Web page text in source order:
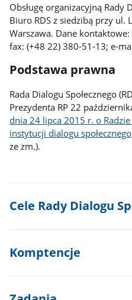
Obsługę organizacyjną Rady
Biuro RDS z siedzibą przy
Warszawa. Dane
fax: (+48 22) 380-51-13; e-
Podstawa prawna
Rada Dialogu Społecznego
Prezydenta RP 22
dnia 24 lipca 2015 r. o
instytucji dialogu społecznego
ze zm.).
Cele Rady Dialogu
Komptencje